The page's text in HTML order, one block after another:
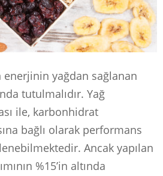
enerjinin yağdan sağlanan
tutulmalıdır. Yağ
ile, karbonhidrat
bağlı olarak performans
Ancak yapılan
%15’in altında